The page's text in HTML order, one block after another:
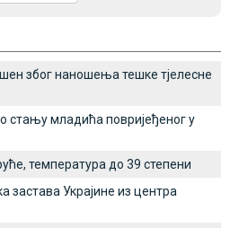
због наношења тешке тјелесне
стању младића повријеђеног у
температура до 39 степени
застава Украјине из центра